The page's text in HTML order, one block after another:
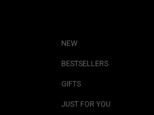
NEW
BESTSELLERS
GIFTS
JUST FOR YOU